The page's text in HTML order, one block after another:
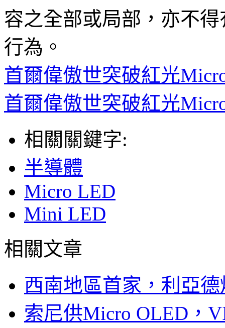
容之全部或局部，亦不
行為。
首爾偉傲世突破紅光
首爾偉傲世突破紅光
相關關鍵字:
半導體
Micro LED
Mini LED
相關文章
西南地區首家，利亞
索尼供Micro OLED，